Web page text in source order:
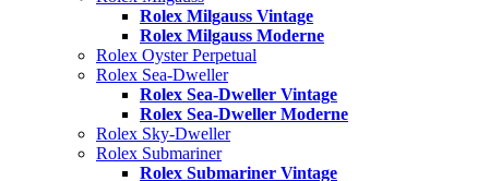
Rolex Milgauss Vintage
Rolex Milgauss Moderne
Rolex Oyster Perpetual
Rolex Sea-Dweller
Rolex Sea-Dweller Vintage
Rolex Sea-Dweller Moderne
Rolex Sky-Dweller
Rolex Submariner
Rolex Submariner Vintage